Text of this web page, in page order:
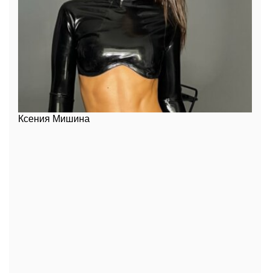
Ксения Мишина